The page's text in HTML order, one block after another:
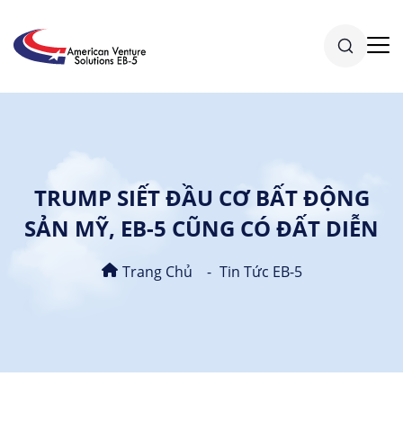
TRUMP SIẾT ĐẦU CƠ BẤT ĐỘNG
SẢN MỸ, EB-5 CŨNG CÓ ĐẤT DIỄN
Trang Chủ Tin Tức EB-5